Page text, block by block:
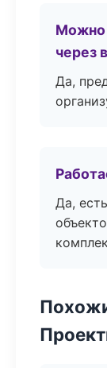
Можно
через
Да,
Да,